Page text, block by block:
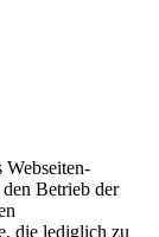
Betrieb der
die lediglich zu